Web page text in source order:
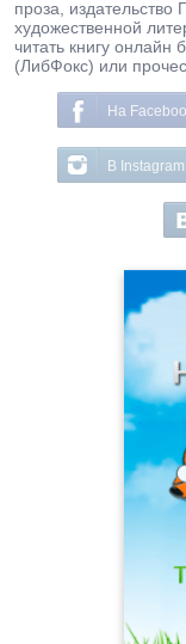
проза, издательство
художественной
читать книгу онлайн
(ЛибФокс) или
На
В Instagram